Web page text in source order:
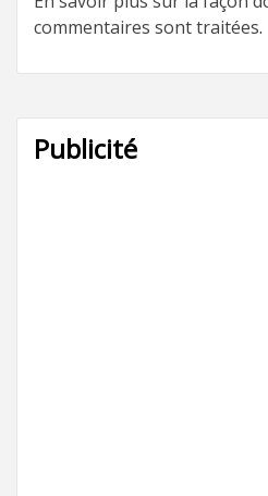
commentaires sont traitées.
Publicité